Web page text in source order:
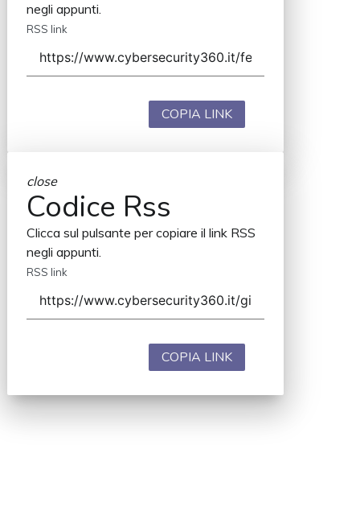
negli appunti.
RSS link
COPIA LINK
close
Codice Rss
Clicca sul pulsante per copiare il link RSS
negli appunti.
RSS link
COPIA LINK